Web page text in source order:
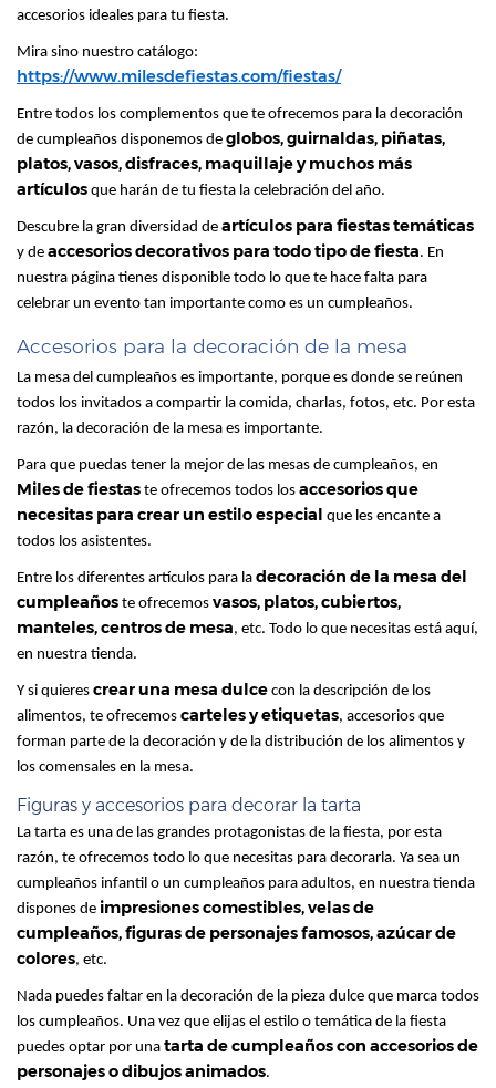
accesorios ideales para tu fiesta.
Mira sino nuestro catálogo:
https://www.milesdefiestas.com/fiestas/
Entre todos los complementos que te ofrecemos para la decoración
de cumpleaños disponemos de globos, guirnaldas, piñatas,
platos, vasos, disfraces, maquillaje y muchos más
artículos que harán de tu fiesta la celebración del año.
Descubre la gran diversidad de artículos para fiestas temáticas
y de accesorios decorativos para todo tipo de fiesta. En
nuestra página tienes disponible todo lo que te hace falta para
celebrar un evento tan importante como es un cumpleaños.
Accesorios para la decoración de la mesa
La mesa del cumpleaños es importante, porque es donde se reúnen
todos los invitados a compartir la comida, charlas, fotos, etc. Por esta
razón, la decoración de la mesa es importante.
Para que puedas tener la mejor de las mesas de cumpleaños, en
Miles de fiestas te ofrecemos todos los accesorios que
necesitas para crear un estilo especial que les encante a
todos los asistentes.
Entre los diferentes artículos para la decoración de la mesa del
cumpleaños te ofrecemos vasos, platos, cubiertos,
manteles, centros de mesa, etc. Todo lo que necesitas está aquí,
en nuestra tienda.
Y si quieres crear una mesa dulce con la descripción de los
alimentos, te ofrecemos carteles y etiquetas, accesorios que
forman parte de la decoración y de la distribución de los alimentos y
los comensales en la mesa.
Figuras y accesorios para decorar la tarta
La tarta es una de las grandes protagonistas de la fiesta, por esta
razón, te ofrecemos todo lo que necesitas para decorarla. Ya sea un
cumpleaños infantil o un cumpleaños para adultos, en nuestra tienda
dispones de impresiones comestibles, velas de
cumpleaños, figuras de personajes famosos, azúcar de
colores, etc.
Nada puedes faltar en la decoración de la pieza dulce que marca todos
los cumpleaños. Una vez que elijas el estilo o temática de la fiesta
puedes optar por una tarta de cumpleaños con accesorios de
personajes o dibujos animados.